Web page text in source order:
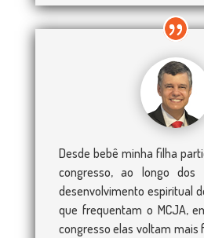
Desde bebê minha filha
congresso, ao longo
desenvolvimento espiritual
que frequentam o MCJA,
congresso elas voltam mais